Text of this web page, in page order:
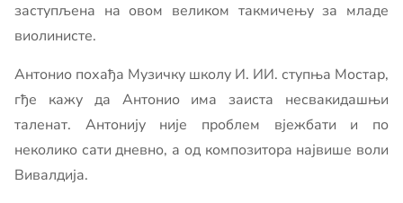
заступљена на овом великом такмичењу за младе
виолинисте.
Антонио похађа Музичку школу И. ИИ. ступња Мостар,
гђе кажу да Антонио има заиста несвакидашњи
таленат. Антонију није проблем вјежбати и по
неколико сати дневно, а од композитора највише воли
Вивалдија.